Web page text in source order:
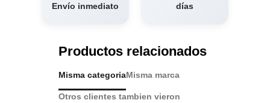
Envío inmediato
días
Productos relacionados
Misma categoriaMisma marca
Otros clientes tambien vieron